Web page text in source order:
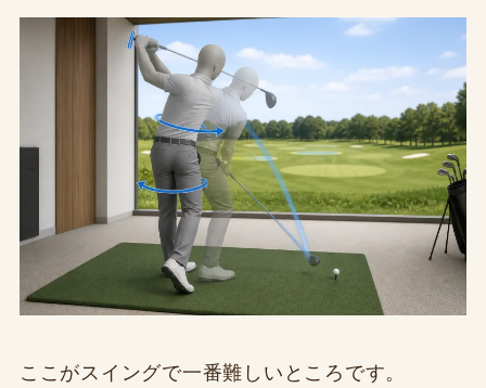
ここがスイングで一番難しいところです。